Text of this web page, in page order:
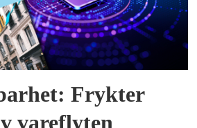
Frykter
vareflyten